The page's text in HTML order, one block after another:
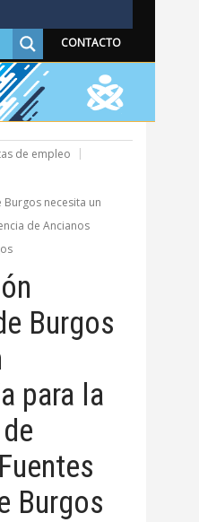
CONTACTO
de empleo
necesita un
de Ancianos
Burgos
para la
Burgos